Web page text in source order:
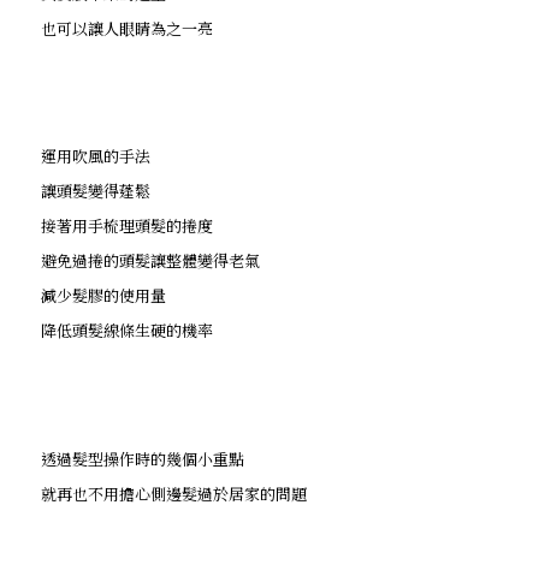
也可以讓人眼睛為之一亮
運用吹風的手法
讓頭髮變得蓬鬆
接著用手梳理頭髮的捲度
避免過捲的頭髮讓整體變得老氣
減少髮膠的使用量
降低頭髮線條生硬的機率
透過髮型操作時的幾個小重點
就再也不用擔心側邊髮過於居家的問題